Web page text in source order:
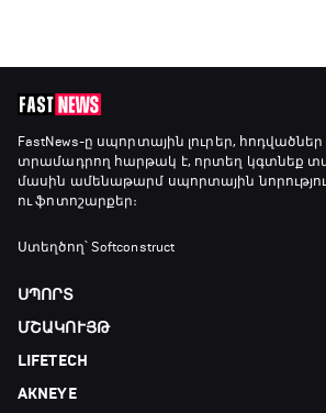
FastNews-ը սպորտային լուրեր, հոդվածներ
տրամադրող հարթակ է, որտեղ կգտնեք
մասին ամենաթարմ սպորտային
ու ֆոտոշարքեր։
Ստեղծող՝ Softconstruct
ՍՊՈՐՏ
ՄՇԱԿՈՒՅԹ
LIFETECH
AKNEYE